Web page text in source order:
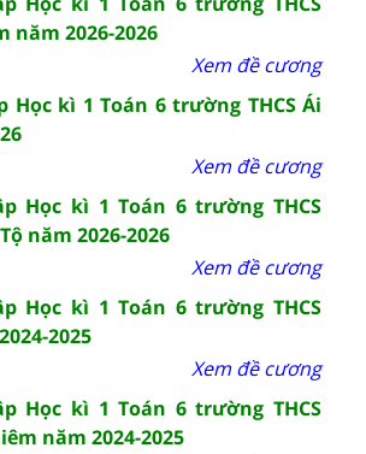
năm 2026-2026
Xem đề cương
kì 1 Toán 6 trường THCS Ái
Xem đề cương
Học kì 1 Toán 6 trường THCS
năm 2026-2026
Xem đề cương
Học kì 1 Toán 6 trường THCS
2025
Xem đề cương
Học kì 1 Toán 6 trường THCS
năm 2024-2025